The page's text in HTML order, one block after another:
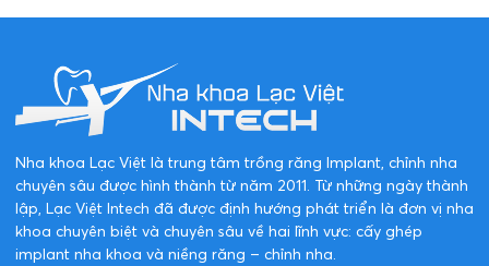
Nha khoa Lạc Việt là trung tâm trồng răng Implant, chỉnh nha
chuyên sâu được hình thành từ năm 2011. Từ những ngày thành
lập, Lạc Việt Intech đã được định hướng phát triển là đơn vị nha
khoa chuyên biệt và chuyên sâu về hai lĩnh vực: cấy ghép
implant nha khoa và niềng răng – chỉnh nha.